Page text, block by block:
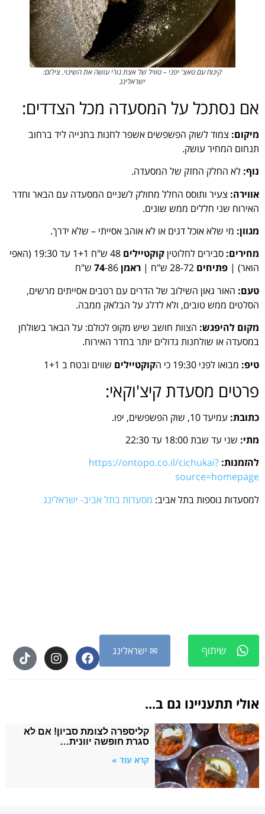
קינוח עם טאצ' יפני – טוויל של אצת נורי עושה את השינוי. צילום:
ישראלינג
אם נסתכל על המסעדה מכל הצדדים:
מיקום: צמוד לשוק הפשפשים אשפר לחנות בחנייה ליד ברחוב
תנחום המחיר עושק.
נוף: לא החלק החזק של המסעדה.
אווירה: צעיר ותוסס החלל מחולק לשניים המסעדה עם הבאר וחדר
האירוח שני חללים ממש שונים.
מגוון: מי שלא אוכל דגים או לא אוהב אסייתי – שלא ידרך.
מחירים: סבירים לחלוטיןקוקטיילים
48 ש"ח 1+1 עד 19:30 (האפי
הואר) | פתיחים ראמן 74-86 ש"ח
טעם: האור גאון השילוב של הדרים עם רטבים אסייתים מרשים,
הסלטים ממש טובים, ולא לדלג על הבלאק ממבה.
מקום להיפגש: הצוות חושב שיש מקופ לכולם: על הבאר בשולחן
במסעדה או שולחנות גדולים יותר בחדר האירוח.
טיפ: מבואו לפני 19:30 כי ה קוקטיילים שווים ובטח ב 1+1
פרטים מסעדת קיצ'וקאי:
כתובת: עמיעד 10, שוק הפשפשים, יפו.
מתי: שני עד שבת 18:00 עד 22:30
להזמנות: https://ontopo.co.il/cichukai?
source=homepage
למסעדות נוספות בתל אביב: מסעדות בתל אביב- ישראלינג
שיתוף ✉ ישראלינג
אולי תתעניינו גם ב...
קליספרה לצומת סביון! אם לא
סגרת חופשה יוונית…
קרא עוד »